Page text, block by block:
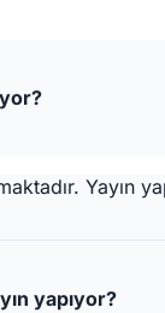
yapıyor?